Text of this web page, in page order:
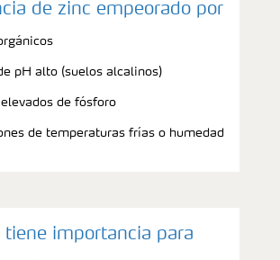
de zinc empeorado por
pH alto (suelos alcalinos)
de fósforo
de temperaturas frías o humedad
tiene importancia para